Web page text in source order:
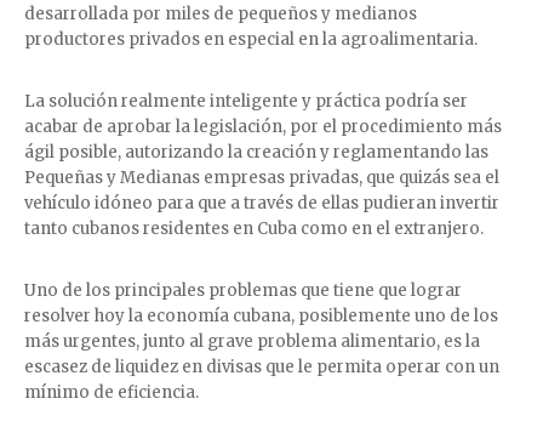
desarrollada por miles de pequeños y medianos
productores privados en especial en la agroalimentaria.
La solución realmente inteligente y práctica podría ser
acabar de aprobar la legislación, por el procedimiento más
ágil posible, autorizando la creación y reglamentando las
Pequeñas y Medianas empresas privadas, que quizás sea el
vehículo idóneo para que a través de ellas pudieran invertir
tanto cubanos residentes en Cuba como en el extranjero.
Uno de los principales problemas que tiene que lograr
resolver hoy la economía cubana, posiblemente uno de los
más urgentes, junto al grave problema alimentario, es la
escasez de liquidez en divisas que le permita operar con un
mínimo de eficiencia.